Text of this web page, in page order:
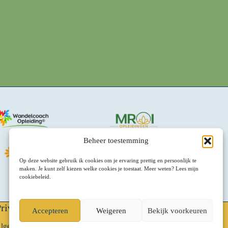
Beheer toestemming
Op deze website gebruik ik cookies om je ervaring prettig en persoonlijk te
maken. Je kunt zelf kiezen welke cookies je toestaat. Meer weten? Lees mijn
cookiebeleid.
Accepteren Weigeren Bekijk voorkeuren
& Voorwaarden
Voorwaarden (NL)